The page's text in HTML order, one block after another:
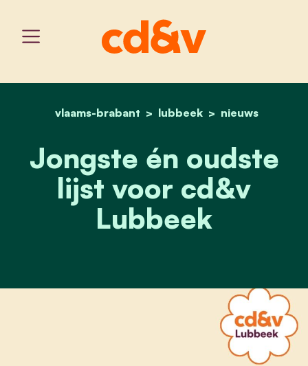
home
vlaams-brabant lubbeek nieuws
jongste én oudste lijst
Jongste én oudste
lijst voor cd&v
Lubbeek